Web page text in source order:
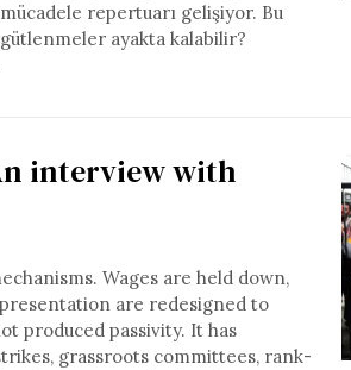
repertuarı gelişiyor. Bu
ayakta kalabilir?
interview with
Wages are held down,
are redesigned to
produced passivity. It has
grassroots committees, rank-